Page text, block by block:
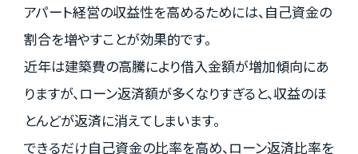
アパート経営の収益性を高めるためには、自己資金の
割合を増やすことが効果的です。
近年は建築費の高騰により借入金額が増加傾向にあ
りますが、ローン返済額が多くなりすぎると、収益のほ
とんどが返済に消えてしまいます。
できるだけ自己資金の比率を高め、ローン返済比率を